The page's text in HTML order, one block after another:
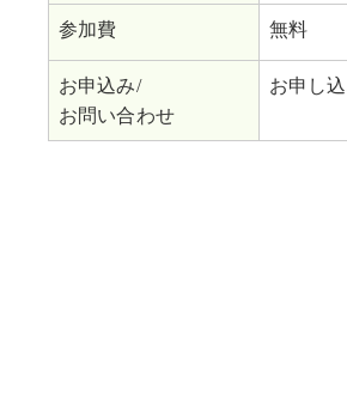
参加費 無料
お申込み/
お問い合わせ
お申し